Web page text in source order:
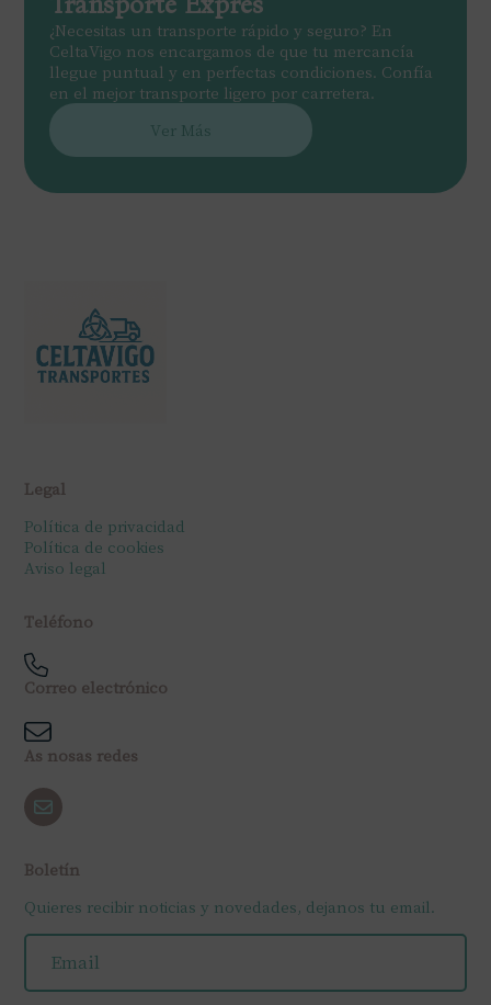
¿Necesitas un transporte rápido y seguro? En
CeltaVigo nos encargamos de que tu mercancía
llegue puntual y en perfectas condiciones. Confía
en el mejor transporte ligero por carretera.
Ver Más
Legal
Política de privacidad
Política de cookies
Aviso legal
Teléfono
Correo electrónico
As nosas redes
Boletín
Quieres recibir noticias y novedades, dejanos tu email.